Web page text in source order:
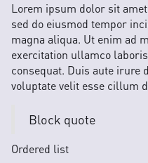
Lorem ipsum dolor sit
sed do eiusmod tempor
magna aliqua. Ut enim ad
exercitation ullamco
consequat. Duis aute irure
voluptate velit esse cillum
Block quote
Ordered list